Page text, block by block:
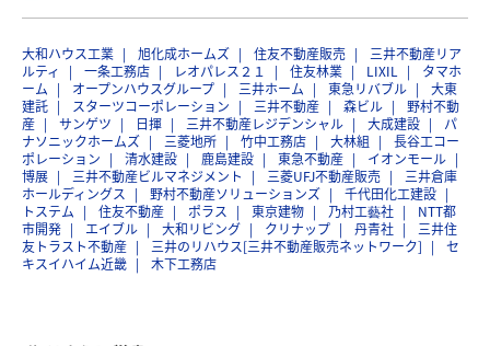
大和ハウス工業 旭化成ホームズ 住友不動産販売
三井不動産リア
ルティ
一条工務店 レオパレス２１ 住友林業 LIXIL
タマホ
ーム
オープンハウスグループ 三井ホーム 東急リバブル
大東
建託
スターツコーポレーション 三井不動産 森ビル
野村不動
産
サンゲツ 日揮 三井不動産レジデンシャル 大成建設
パ
ナソニックホームズ
三菱地所 竹中工務店 大林組
長谷工コー
ポレーション
清水建設 鹿島建設 東急不動産
イオンモール
博展
三井不動産ビルマネジメント 三菱UFJ不動産販売
三井倉庫
ホールディングス
野村不動産ソリューションズ
千代田化工建設
トステム
住友不動産 ポラス 東京建物 乃村工藝社
NTT都
市開発
エイブル 大和リビング クリナップ 丹青社
三井住
友トラスト不動産
三井のリハウス[三井不動産販売ネットワーク]
セ
キスイハイム近畿
木下工務店